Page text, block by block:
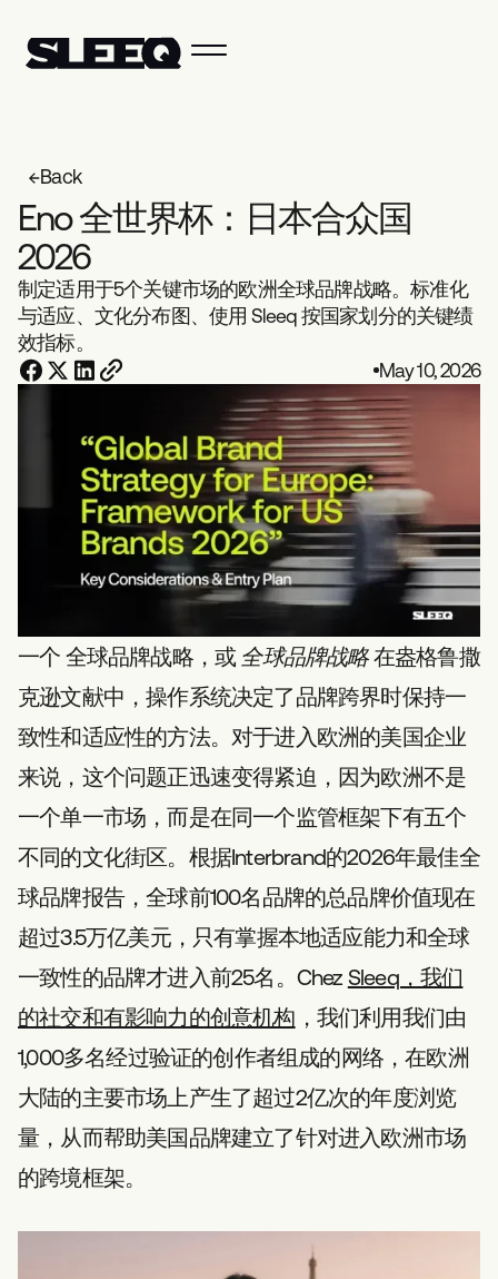
Back
Eno全世界杯： 日本合众国
2026
制定适用于5个关键市场的欧洲全球品牌战略。标准化
与适应、文化分布图、使用 Sleeq 按国家划分的关键绩
效指标。
May 10, 2026
一个 全球品牌战略，或 全球品牌战略在盎格鲁撒
克逊文献中，操作系统决定了品牌跨界时保持一
致性和适应性的方法。对于进入欧洲的美国企业
来说，这个问题正迅速变得紧迫，因为欧洲不是
一个单一市场，而是在同一个监管框架下有五个
不同的文化街区。根据Interbrand的2026年最佳全
球品牌报告，全球前100名品牌的总品牌价值现在
超过3.5万亿美元，只有掌握本地适应能力和全球
一致性的品牌才进入前25名。Chez Sleeq，我们
的社交和有影响力的创意机构 ，我们利用我们由
1,000多名经过验证的创作者组成的网络，在欧洲
大陆的主要市场上产生了超过2亿次的年度浏览
量，从而帮助美国品牌建立了针对进入欧洲市场
的跨境框架。